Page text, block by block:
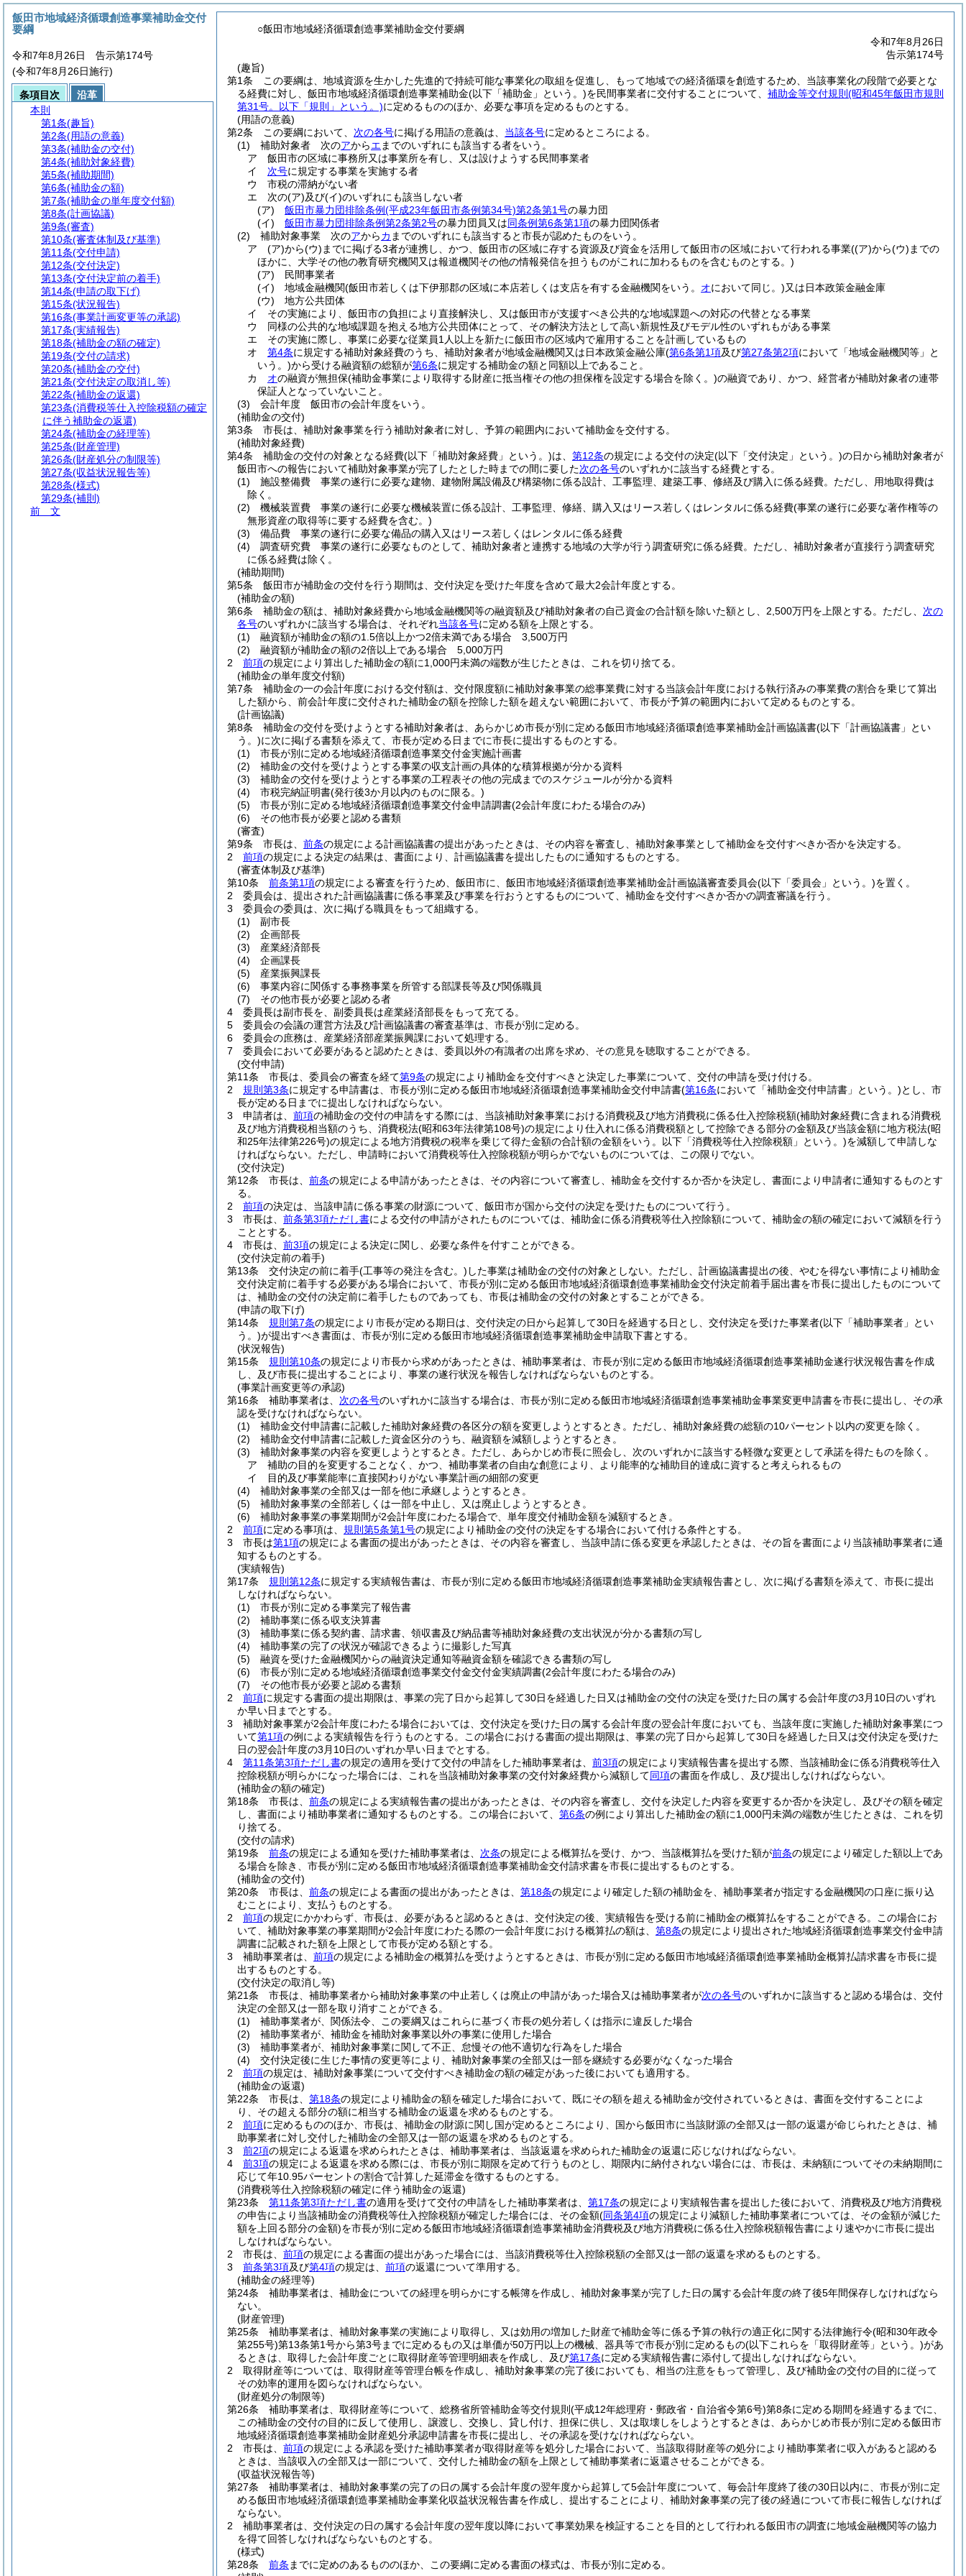
○飯田市地域経済循環創造事業補助金交付要綱
令和7年8月26日
告示第174号
(趣旨)
第1条
この要綱は、地域資源を生かした先進的で持続可能な事業化の取組を促進し、もって地域での経済循環を創造するため、当該事業化の段階で必要とな
る経費に対し、飯田市地域経済循環創造事業補助金(以下「補助金」という。)を民間事業者に交付することについて、 補助金等交付規則 (昭和45年飯田市規則
第31号。以下「規則」という。)に定めるもののほか、必要な事項を定めるものとする。
(用語の意義)
第2条
この要綱において、 次の各号に掲げる用語の意義は、 当該各号に定めるところによる。
(1)
補助対象者 次のアからエ までのいずれにも該当する者をいう。
ア
飯田市の区域に事務所又は事業所を有し、又は設けようする民間事業者
イ
次号に規定する事業を実施する者
ウ
市税の滞納がない者
エ
次の(ア)及び(イ)のいずれにも該当しない者
(ア)
飯田市暴力団排除条例(平成23年飯田市条例第34号)第2条第1号の暴力団
(イ)
飯田市暴力団排除条例第2条第2号の暴力団員又は同条例第6条第1項の暴力団関係者
(2)
補助対象事業 次のアからカ までのいずれにも該当すると市長が認めたものをいう。
ア
(ア)から(ウ) までに掲げる3者が連携し、かつ、飯田市の区域に存する資源及び資金を活用して飯田市の区域において行われる事業((ア)から(ウ) までの
ほかに、大学その他の教育研究機関又は報道機関その他の情報発信を担うものがこれに加わるものを含むものとする。)
(ア)
民間事業者
(イ)
地域金融機関(飯田市若しくは下伊那郡の区域に本店若しくは支店を有する金融機関をいう。 オにおいて同じ。)又は日本政策金融金庫
(ウ)
地方公共団体
イ
その実施により、飯田市の負担により直接解決し、又は飯田市が支援すべき公共的な地域課題への対応の代替となる事業
ウ
同様の公共的な地域課題を抱える地方公共団体にとって、その解決方法として高い新規性及びモデル性のいずれもがある事業
エ
その実施に際し、事業に必要な従業員1人以上を新たに飯田市の区域内で雇用することを計画しているもの
オ
第4条に規定する補助対象経費のうち、補助対象者が地域金融機関又は日本政策金融公庫(第6条第1項及び第27条第2項において「地域金融機関等」と
いう。)から受ける融資額の総額が第6条に規定する補助金の額と同額以上であること。
カ
オの融資が無担保(補助金事業により取得する財産に抵当権その他の担保権を設定する場合を除く。)の融資であり、かつ、経営者が補助対象者の連帯
保証人となっていないこと。
(3)
会計年度 飯田市の会計年度をいう。
(補助金の交付)
第3条
市長は、補助対象事業を行う補助対象者に対し、予算の範囲内において補助金を交付する。
(補助対象経費)
第4条
補助金の交付の対象となる経費(以下「補助対象経費」という。)は、 第12条の規定による交付の決定(以下「交付決定」という。)の日から補助対象者が
飯田市への報告において補助対象事業が完了したとした時までの間に要した次の各号のいずれかに該当する経費とする。
(1)
施設整備費 事業の遂行に必要な建物、建物附属設備及び構築物に係る設計、工事監理、建築工事、修繕及び購入に係る経費。 ただし、用地取得費は
除く。
(2)
機械装置費 事業の遂行に必要な機械装置に係る設計、工事監理、修繕、購入又はリース若しくはレンタルに係る経費(事業の遂行に必要な著作権等の
無形資産の取得等に要する経費を含む。)
(3)
備品費 事業の遂行に必要な備品の購入又はリース若しくはレンタルに係る経費
(4)
調査研究費 事業の遂行に必要なものとして、補助対象者と連携する地域の大学が行う調査研究に係る経費。 ただし、補助対象者が直接行う調査研究
に係る経費は除く。
(補助期間)
第5条
飯田市が補助金の交付を行う期間は、交付決定を受けた年度を含めて最大2会計年度とする。
(補助金の額)
第6条
補助金の額は、補助対象経費から地域金融機関等の融資額及び補助対象者の自己資金の合計額を除いた額とし、2,500万円を上限とする。 ただし、 次の
各号のいずれかに該当する場合は、それぞれ当該各号に定める額を上限とする。
(1)
融資額が補助金の額の1.5倍以上かつ2倍未満である場合 3,500万円
(2)
融資額が補助金の額の2倍以上である場合 5,000万円
2
前項の規定により算出した補助金の額に1,000円未満の端数が生じたときは、これを切り捨てる。
(補助金の単年度交付額)
第7条
補助金の一の会計年度における交付額は、交付限度額に補助対象事業の総事業費に対する当該会計年度における執行済みの事業費の割合を乗じて算出
した額から、前会計年度に交付された補助金の額を控除した額を超えない範囲において、市長が予算の範囲内において定めるものとする。
(計画協議)
第8条
補助金の交付を受けようとする補助対象者は、あらかじめ市長が別に定める飯田市地域経済循環創造事業補助金計画協議書(以下「計画協議書」とい
う。)に次に掲げる書類を添えて、市長が定める日までに市長に提出するものとする。
(1)
市長が別に定める地域経済循環創造事業交付金実施計画書
(2)
補助金の交付を受けようとする事業の収支計画の具体的な積算根拠が分かる資料
(3)
補助金の交付を受けようとする事業の工程表その他の完成までのスケジュールが分かる資料
(4)
市税完納証明書(発行後3か月以内のものに限る。)
(5)
市長が別に定める地域経済循環創造事業交付金申請調書(2会計年度にわたる場合のみ)
(6)
その他市長が必要と認める書類
(審査)
第9条
市長は、 前条の規定による計画協議書の提出があったときは、その内容を審査し、補助対象事業として補助金を交付すべきか否かを決定する。
2
前項の規定による決定の結果は、書面により、計画協議書を提出したものに通知するものとする。
(審査体制及び基準)
第10条
前条第1項の規定による審査を行うため、飯田市に、飯田市地域経済循環創造事業補助金計画協議審査委員会(以下「委員会」という。)を置く。
2
委員会は、提出された計画協議書に係る事業及び事業を行おうとするものについて、補助金を交付すべきか否かの調査審議を行う。
3
委員会の委員は、次に掲げる職員をもって組織する。
(1)
副市長
(2)
企画部長
(3)
産業経済部長
(4)
企画課長
(5)
産業振興課長
(6)
事業内容に関係する事務事業を所管する部課長等及び関係職員
(7)
その他市長が必要と認める者
4
委員長は副市長を、副委員長は産業経済部長をもって充てる。
5
委員会の会議の運営方法及び計画協議書の審査基準は、市長が別に定める。
6
委員会の庶務は、産業経済部産業振興課において処理する。
7
委員会において必要があると認めたときは、委員以外の有識者の出席を求め、その意見を聴取することができる。
(交付申請)
第11条
市長は、委員会の審査を経て第9条の規定により補助金を交付すべきと決定した事業について、交付の申請を受け付ける。
2
規則第3条に規定する申請書は、市長が別に定める飯田市地域経済循環創造事業補助金交付申請書(第16条において「補助金交付申請書」という。)とし、市
長が定める日までに提出しなければならない。
3
申請者は、 前項の補助金の交付の申請をする際には、当該補助対象事業における消費税及び地方消費税に係る仕入控除税額(補助対象経費に含まれる消費税
及び地方消費税相当額のうち、消費税法(昭和63年法律第108号)の規定により仕入れに係る消費税額として控除できる部分の金額及び当該金額に地方税法(昭
和25年法律第226号)の規定による地方消費税の税率を乗じて得た金額の合計額の金額をいう。以下「消費税等仕入控除税額」という。)を減額して申請しな
ければならない。 ただし、申請時において消費税等仕入控除税額が明らかでないものについては、この限りでない。
(交付決定)
第12条
市長は、 前条の規定による申請があったときは、その内容について審査し、補助金を交付するか否かを決定し、書面により申請者に通知するものとす
る。
2
前項の決定は、当該申請に係る事業の財源について、飯田市が国から交付の決定を受けたものについて行う。
3
市長は、 前条第3項ただし書による交付の申請がされたものについては、補助金に係る消費税等仕入控除額について、補助金の額の確定において減額を行う
こととする。
4
市長は、 前3項の規定による決定に関し、必要な条件を付すことができる。
(交付決定前の着手)
第13条
交付決定の前に着手(工事等の発注を含む。) した事業は補助金の交付の対象としない。 ただし、計画協議書提出の後、やむを得ない事情により補助金
交付決定前に着手する必要がある場合において、市長が別に定める飯田市地域経済循環創造事業補助金交付決定前着手届出書を市長に提出したものについて
は、補助金の交付の決定前に着手したものであっても、市長は補助金の交付の対象とすることができる。
(申請の取下げ)
第14条
規則第7条の規定により市長が定める期日は、交付決定の日から起算して30日を経過する日とし、交付決定を受けた事業者(以下「補助事業者」とい
う。)が提出すべき書面は、市長が別に定める飯田市地域経済循環創造事業補助金申請取下書とする。
(状況報告)
第15条
規則第10条の規定により市長から求めがあったときは、補助事業者は、市長が別に定める飯田市地域経済循環創造事業補助金遂行状況報告書を作成
し、及び市長に提出することにより、事業の遂行状況を報告しなければならないものとする。
(事業計画変更等の承認)
第16条
補助事業者は、 次の各号のいずれかに該当する場合は、市長が別に定める飯田市地域経済循環創造事業補助金事業変更申請書を市長に提出し、その承
認を受けなければならない。
(1)
補助金交付申請書に記載した補助対象経費の各区分の額を変更しようとするとき。 ただし、補助対象経費の総額の10パーセント以内の変更を除く。
(2)
補助金交付申請書に記載した資金区分のうち、融資額を減額しようとするとき。
(3)
補助対象事業の内容を変更しようとするとき。 ただし、あらかじめ市長に照会し、次のいずれかに該当する軽微な変更として承諾を得たものを除く。
ア
補助の目的を変更することなく、かつ、補助事業者の自由な創意により、より能率的な補助目的達成に資すると考えられるもの
イ
目的及び事業能率に直接関わりがない事業計画の細部の変更
(4)
補助対象事業の全部又は一部を他に承継しようとするとき。
(5)
補助対象事業の全部若しくは一部を中止し、又は廃止しようとするとき。
(6)
補助対象事業の事業期間が2会計年度にわたる場合で、単年度交付補助金額を減額するとき。
2
前項に定める事項は、 規則第5条第1号の規定により補助金の交付の決定をする場合において付ける条件とする。
3
市長は第1項の規定による書面の提出があったときは、その内容を審査し、当該申請に係る変更を承認したときは、その旨を書面により当該補助事業者に通
知するものとする。
(実績報告)
第17条
規則第12条に規定する実績報告書は、市長が別に定める飯田市地域経済循環創造事業補助金実績報告書とし、次に掲げる書類を添えて、市長に提出
しなければならない。
(1)
市長が別に定める事業完了報告書
(2)
補助事業に係る収支決算書
(3)
補助事業に係る契約書、請求書、領収書及び納品書等補助対象経費の支出状況が分かる書類の写し
(4)
補助事業の完了の状況が確認できるように撮影した写真
(5)
融資を受けた金融機関からの融資決定通知等融資金額を確認できる書類の写し
(6)
市長が別に定める地域経済循環創造事業交付金交付金実績調書(2会計年度にわたる場合のみ)
(7)
その他市長が必要と認める書類
2
前項に規定する書面の提出期限は、事業の完了日から起算して30日を経過した日又は補助金の交付の決定を受けた日の属する会計年度の3月10日のいずれ
か早い日までとする。
3
補助対象事業が2会計年度にわたる場合においては、交付決定を受けた日の属する会計年度の翌会計年度においても、当該年度に実施した補助対象事業につ
いて第1項の例による実績報告を行うものとする。
この場合における書面の提出期限は、事業の完了日から起算して30日を経過した日又は交付決定を受けた
日の翌会計年度の3月10日のいずれか早い日までとする。
4
第11条第3項ただし書の規定の適用を受けて交付の申請をした補助事業者は、 前3項の規定により実績報告書を提出する際、当該補助金に係る消費税等仕入
控除税額が明らかになった場合には、これを当該補助対象事業の交付対象経費から減額して同項の書面を作成し、及び提出しなければならない。
(補助金の額の確定)
第18条
市長は、 前条の規定による実績報告書の提出があったときは、その内容を審査し、交付を決定した内容を変更するか否かを決定し、及びその額を確定
し、書面により補助事業者に通知するものとする。
この場合において、 第6条の例により算出した補助金の額に1,000円未満の端数が生じたときは、これを切
り捨てる。
(交付の請求)
第19条
前条の規定による通知を受けた補助事業者は、 次条の規定による概算払を受け、かつ、当該概算払を受けた額が前条の規定により確定した額以上であ
る場合を除き、市長が別に定める飯田市地域経済循環創造事業補助金交付請求書を市長に提出するものとする。
(補助金の交付)
第20条
市長は、 前条の規定による書面の提出があったときは、 第18条の規定により確定した額の補助金を、補助事業者が指定する金融機関の口座に振り込
むことにより、支払うものとする。
2
前項の規定にかかわらず、市長は、必要があると認めるときは、交付決定の後、実績報告を受ける前に補助金の概算払をすることができる。
この場合にお
いて、補助対象事業の事業期間が2会計年度にわたる際の一会計年度における概算払の額は、 第8条の規定により提出された地域経済循環創造事業交付金申請
調書に記載された額を上限として市長が定める額とする。
3
補助事業者は、 前項の規定による補助金の概算払を受けようとするときは、市長が別に定める飯田市地域経済循環創造事業補助金概算払請求書を市長に提
出するものとする。
(交付決定の取消し等)
第21条
市長は、補助事業者から補助対象事業の中止若しくは廃止の申請があった場合又は補助事業者が次の各号のいずれかに該当すると認める場合は、交付
決定の全部又は一部を取り消すことができる。
(1)
補助事業者が、関係法令、この要綱又はこれらに基づく市長の処分若しくは指示に違反した場合
(2)
補助事業者が、補助金を補助対象事業以外の事業に使用した場合
(3)
補助事業者が、補助対象事業に関して不正、怠慢その他不適切な行為をした場合
(4)
交付決定後に生じた事情の変更等により、補助対象事業の全部又は一部を継続する必要がなくなった場合
2
前項の規定は、補助対象事業について交付すべき補助金の額の確定があった後においても適用する。
(補助金の返還)
第22条
市長は、 第18条の規定により補助金の額を確定した場合において、既にその額を超える補助金が交付されているときは、書面を交付することによ
り、その超える部分の額に相当する補助金の返還を求めるものとする。
2
前項に定めるもののほか、市長は、補助金の財源に関し国が定めるところにより、国から飯田市に当該財源の全部又は一部の返還が命じられたときは、補
助事業者に対し交付した補助金の全部又は一部の返還を求めるものとする。
3
前2項の規定による返還を求められたときは、補助事業者は、当該返還を求められた補助金の返還に応じなければならない。
4
前3項の規定による返還を求める際には、市長が別に期限を定めて行うものとし、期限内に納付されない場合には、市長は、未納額についてその未納期間に
応じて年10.95パーセントの割合で計算した延滞金を徴するものとする。
(消費税等仕入控除税額の確定に伴う補助金の返還)
第23条
第11条第3項ただし書の適用を受けて交付の申請をした補助事業者は、 第17条の規定により実績報告書を提出した後において、消費税及び地方消費税
の申告により当該補助金の消費税等仕入控除税額が確定した場合には、その金額(同条第4項の規定により減額した補助事業者については、その金額が減じた
額を上回る部分の金額)を市長が別に定める飯田市地域経済循環創造事業補助金消費税及び地方消費税に係る仕入控除税額報告書により速やかに市長に提出
しなければならない。
2
市長は、 前項の規定による書面の提出があった場合には、当該消費税等仕入控除税額の全部又は一部の返還を求めるものとする。
3
前条第3項及び第4項の規定は、 前項の返還について準用する。
(補助金の経理等)
第24条
補助事業者は、補助金についての経理を明らかにする帳簿を作成し、補助対象事業が完了した日の属する会計年度の終了後5年間保存しなければなら
ない。
(財産管理)
第25条
補助事業者は、補助対象事業の実施により取得し、又は効用の増加した財産で補助金等に係る予算の執行の適正化に関する法律施行令(昭和30年政令
第255号)第13条第1号から第3号までに定めるもの又は単価が50万円以上の機械、器具等で市長が別に定めるもの(以下これらを「取得財産等」という。)があ
るときは、取得した会計年度ごとに取得財産等管理明細表を作成し、及び第17条に定める実績報告書に添付して提出しなければならない。
2
取得財産等については、取得財産等管理台帳を作成し、補助対象事業の完了後においても、相当の注意をもって管理し、及び補助金の交付の目的に従って
その効率的運用を図らなければならない。
(財産処分の制限等)
第26条
補助事業者は、取得財産等について、総務省所管補助金等交付規則 (平成12年総理府・郵政省・自治省令第6号)第8条に定める期間を経過するまでに、
この補助金の交付の目的に反して使用し、譲渡し、交換し、貸し付け、担保に供し、又は取壊しをしようとするときは、あらかじめ市長が別に定める飯田市
地域経済循環創造事業補助金財産処分承認申請書を市長に提出し、その承認を受けなければならない。
2
市長は、 前項の規定による承認を受けた補助事業者が取得財産等を処分した場合において、当該取得財産等の処分により補助事業者に収入があると認める
ときは、当該収入の全部又は一部について、交付した補助金の額を上限として補助事業者に返還させることができる。
(収益状況報告等)
第27条
補助事業者は、補助対象事業の完了の日の属する会計年度の翌年度から起算して5会計年度について、毎会計年度終了後の30日以内に、市長が別に定
める飯田市地域経済循環創造事業補助金事業化収益状況報告書を作成し、提出することにより、補助対象事業の完了後の経過について市長に報告しなければ
ならない。
2
補助事業者は、交付決定の日の属する会計年度の翌年度以降において事業効果を検証することを目的として行われる飯田市の調査に地域金融機関等の協力
を得て回答しなければならないものとする。
(様式)
第28条
前条 までに定めのあるもののほか、この要綱に定める書面の様式は、市長が別に定める。
飯田市地域経済循環創造事業補助金交付
要綱
令和7年8月26日 告示第174号
(令和7年8月26日施行)
条項目次
沿革
本則
第1条(趣旨)
第2条(用語の意義)
第3条(補助金の交付)
第4条(補助対象経費)
第5条(補助期間)
第6条(補助金の額)
第7条(補助金の単年度交付額)
第8条(計画協議)
第9条(審査)
第10条(審査体制及び基準)
第11条(交付申請)
第12条(交付決定)
第13条(交付決定前の着手)
第14条(申請の取下げ)
第15条(状況報告)
第16条(事業計画変更等の承認)
第17条(実績報告)
第18条(補助金の額の確定)
第19条(交付の請求)
第20条(補助金の交付)
第21条(交付決定の取消し等)
第22条(補助金の返還)
第23条(消費税等仕入控除税額の確定
に伴う補助金の返還)
第24条(補助金の経理等)
第25条(財産管理)
第26条(財産処分の制限等)
第27条(収益状況報告等)
第28条(様式)
第29条(補則)
前 文